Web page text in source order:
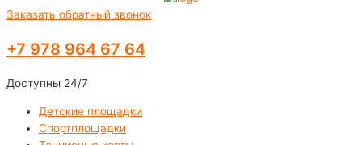
Заказать обратный звонок
+7 978 964 67 64
Доступны 24/7
Детские площадки
Спортплощадки